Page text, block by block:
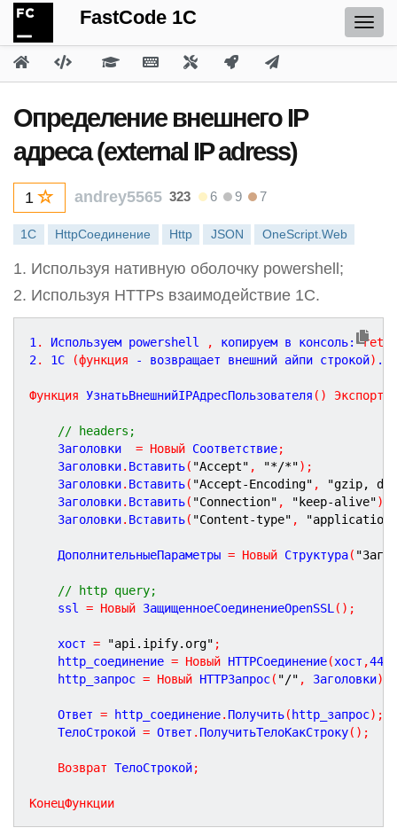
FastCode 1C
Определение внешнего IP
адреса (external IP adress)
1 andrey5565 323 6 9 7
1С HttpСоединение Http JSON OneScript.Web
1. Используя нативную оболочку powershell;
2. Используя HTTPs взаимодействие 1С.
1 . Используем powershell , копируем в консоль:
2. 1С (функция - возвращает внешний айпи строкой) .
Функция УзнатьВнешнийIPАдресПользователя ( ) Экспорт
// headers;
	Заголовки
= Новый Соответствие;
	Заголовки
. Вставить( "Accept" , "*/*") ;
	Заголовки
. Вставить( "Accept-Encoding" ,
"gzip,
	Заголовки
. Вставить( "Connection" , "keep-alive")
	Заголовки
. Вставить( "Content-type" ,
	ДополнительныеПараметры
= Новый Структура(
// http query;
	ssl
= Новый ЗащищенноеСоединениеOpenSSL ( ) ;
	хост
= "api.ipify.org" ;
	http_соединение
= Новый HTTPСоединение(хост ,443
	http_запрос
= Новый HTTPЗапрос( "/" , Заголовки)
	Ответ
= http_соединение. Получить(http_запрос) ;
	ТелоСтрокой
= Ответ . ПолучитьТелоКакСтроку( ) ;
Возврат ТелоСтрокой;
КонецФункции